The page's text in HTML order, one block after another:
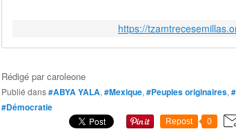
https://
Rédigé parcaroleone
Publié dans#ABYA YALA, #Mexique, #Peuples originaires,
#Démocratie
Repost 0